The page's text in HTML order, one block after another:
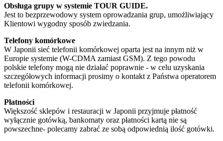
Obsługa grupy w systemie TOUR GUIDE.
Jest to bezprzewodowy system oprowadzania grup, umożliwiający
Klientowi wygodny sposób zwiedzania.
Telefony komórkowe
W Japonii sieć telefonii komórkowej oparta jest na innym niż w
Europie systemie (W-CDMA zamiast GSM). Z tego powodu
polskie telefony mogą nie działać poprawnie - w celu uzyskania
szczegółowych informacji prosimy o kontakt z Państwa operatorem
telefonii komórkowej.
Płatności
Większość sklepów i restauracji w Japonii przyjmuje płatność
wyłącznie gotówką, bankomaty oraz płatności kartą nie są
powszechne- polecamy zabrać ze sobą odpowiednią ilość gotówki.